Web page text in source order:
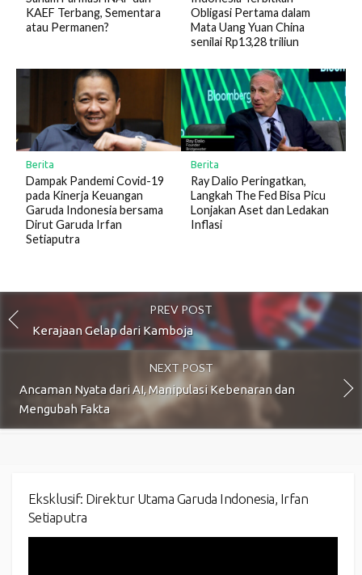
KAEF Terbang, Sementara
atau Permanen?
Obligasi Pertama dalam
Mata Uang Yuan China
senilai Rp13,28 triliun
Berita
Dampak Pandemi Covid-19
pada Kinerja Keuangan
Garuda Indonesia bersama
Dirut Garuda Irfan
Setiaputra
Berita
Ray Dalio Peringatkan,
Langkah The Fed Bisa Picu
Lonjakan Aset dan Ledakan
Inflasi
PREV POST
Kerajaan Gelap dari Kamboja
NEXT POST
Ancaman Nyata dari AI, Manipulasi Kebenaran dan
Mengubah Fakta
Eksklusif: Direktur Utama Garuda Indonesia, Irfan
Setiaputra